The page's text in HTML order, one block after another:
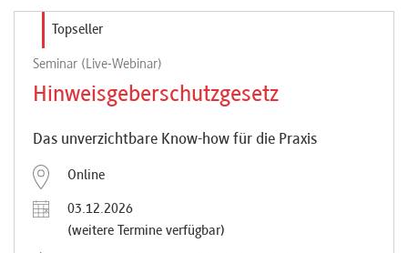
Topseller
Seminar (Live-Webinar)
Hinweisgeberschutzgesetz
Das unverzichtbare Know-how für die Praxis
Online
03.12.2026
(weitere Termine verfügbar)